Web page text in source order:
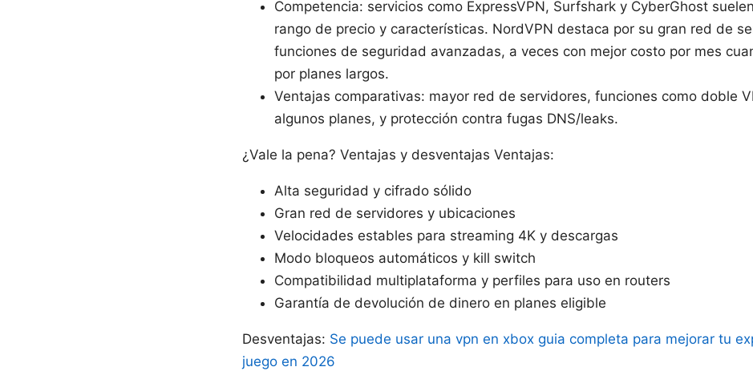
Competencia: servicios como ExpressVPN, Surfshark y CyberGhost
rango de precio y características. NordVPN destaca por su gran red de
funciones de seguridad avanzadas, a veces con mejor costo por mes
por planes largos.
Ventajas comparativas: mayor red de servidores, funciones como doble
algunos planes, y protección contra fugas DNS/leaks.
¿Vale la pena? Ventajas y desventajas Ventajas:
Alta seguridad y cifrado sólido
Gran red de servidores y ubicaciones
Velocidades estables para streaming 4K y descargas
Modo bloqueos automáticos y kill switch
Compatibilidad multiplataforma y perfiles para uso en routers
Garantía de devolución de dinero en planes eligible
Desventajas: Se puede usar una vpn en xbox guia completa para mejorar tu
juego en 2026